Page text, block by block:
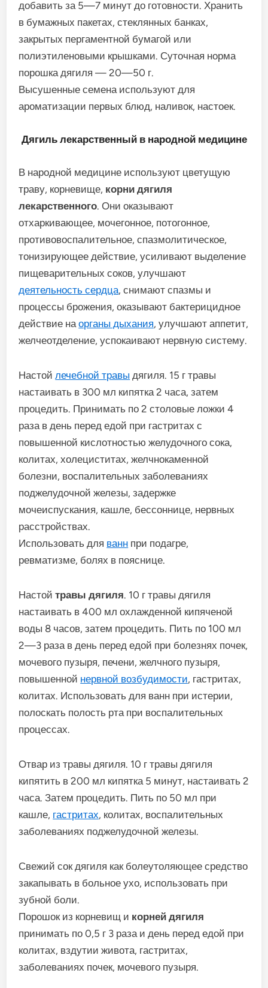
добавить за 5—7 минут до готовности. Хранить
в бумажных пакетах, стеклянных банках,
закрытых пергаментной бумагой или
полиэтиленовыми крышками. Суточная норма
порошка дягиля — 20—50 г.
Высушенные семена используют для
ароматизации первых блюд, наливок, настоек.
Дягиль лекарственный в народной медицине
В народной медицине используют цветущую
траву, корневище, корни дягиля
лекарственного. Они оказывают
отхаркивающее, мочегонное, потогонное,
противовоспалительное, спазмолитическое,
тонизирующее действие, усиливают выделение
пищеварительных соков, улучшают
деятельность сердца, снимают спазмы и
процессы брожения, оказывают бактерицидное
действие наорганы дыхания, улучшают аппетит,
желчеотделение, успокаивают нервную систему.
Настойлечебной травы дягиля. 15 г травы
настаивать в 300 мл кипятка 2 часа, затем
процедить. Принимать по 2 столовые ложки 4
раза в день перед едой при гастритах с
повышенной кислотностью желудочного сока,
колитах, холециститах, желчнокаменной
болезни, воспалительных заболеваниях
поджелудочной железы, задержке
мочеиспускания, кашле, бессоннице, нервных
расстройствах.
Использовать для ванн при подагре,
ревматизме, болях в пояснице.
Настойтравы дягиля. 10 г травы дягиля
настаивать в 400 мл охлажденной кипяченой
воды 8 часов, затем процедить. Пить по 100 мл
2—3 раза в день перед едой при болезнях почек,
мочевого пузыря, печени, желчного пузыря,
повышенной нервной возбудимости, гастритах,
колитах. Использовать для ванн при истерии,
полоскать полость рта при воспалительных
процессах.
Отвар из травы дягиля. 10 г травы дягиля
кипятить в 200 мл кипятка 5 минут, настаивать 2
часа. Затем процедить. Пить по 50 мл при
кашле, гастритах, колитах, воспалительных
заболеваниях поджелудочной железы.
Свежий сок дягиля как болеутоляющее средство
закапывать в больное ухо, использовать при
зубной боли.
Порошок из корневищ и корней дягиля
принимать по 0,5 г 3 раза и день перед едой при
колитах, вздутии живота, гастритах,
заболеваниях почек, мочевого пузыря.